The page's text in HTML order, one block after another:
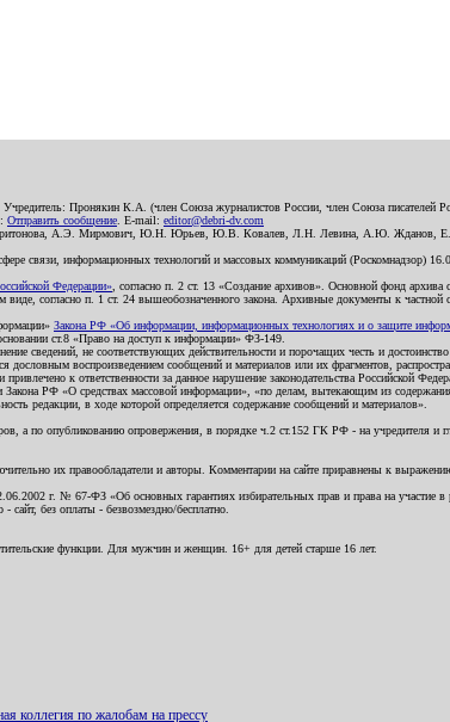
Пронякин К.А. (член Союза журналистов России, член Союза
Отправить сообщение . E-mail: editor@debri-dv.com
Харитонова, А.Э. Мирмович, Ю.Н. Юрьев, Ю.В. Ковалев, Л.Н. Левина, А.Ю.
связи, информационных технологий и массовых коммуникаций (Роскомнадзор)
Федерации» , согласно п. 2 ст. 13 «Создание архивов». Основной фонд
согласно п. 1 ст. 24 вышеобозначенного закона. Архивные документы к частной
Закона РФ «Об информации, информационных технологиях и о защите
ст.8 «Право на доступ к информации» ФЗ-149.
сведений, не соответствующих действительности и порочащих честь и
воспроизведением сообщений и материалов или их фрагментов,
к ответственности за данное нарушение законодательства Российской
РФ «О средствах массовой информации», «по делам, вытекающим из
редакции, в ходе которой определяется содержание сообщений и материалов».
по опубликованию опровержения, в порядке ч.2 ст.152 ГК РФ - на учредителя и
их правообладатели и авторы. Комментарии на сайте приравнены к
г. № 67-ФЗ «Об основных гарантиях избирательных прав и права на участие
без оплаты - безвозмездно/бесплатно.
функции. Для мужчин и женщин. 16+ для детей старше 16 лет.